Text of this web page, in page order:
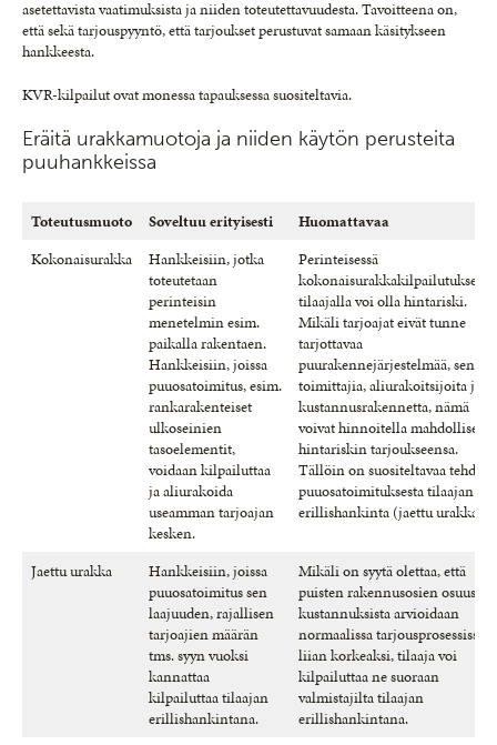
asetettavista vaatimuksista ja niiden toteutettavuudesta. Tavoitteena on,
että sekä tarjouspyyntö, että tarjoukset perustuvat samaan käsitykseen
hankkeesta.
KVR-kilpailut ovat monessa tapauksessa suositeltavia.
Eräitä urakkamuotoja ja niiden käytön perusteita
puuhankkeissa
Toteutusmuoto Soveltuu erityisesti
Huomattavaa
Kokonaisurakka
Hankkeisiin, jotka
toteutetaan
perinteisin
menetelmin esim.
paikalla rakentaen.
Hankkeisiin, joissa
puuosatoimitus, esim.
rankarakenteiset
ulkoseinien
tasoelementit,
voidaan kilpailuttaa
ja aliurakoida
useamman tarjoajan
kesken.
Perinteisessä
kokonaisurakkakilpailutuksessa
tilaajalla voi olla hintariski.
Mikäli tarjoajat eivät tunne
tarjottavaa
puurakennejärjestelmää, sen
toimittajia, aliurakoitsijoita ja
kustannusrakennetta, nämä
voivat hinnoitella mahdollisen
hintariskin tarjoukseensa.
Tällöin on suositeltavaa tehdä
puuosatoimituksesta tilaajan
erillishankinta (jaettu urakka).
Jaettu urakka
Hankkeisiin, joissa
puuosatoimitus sen
laajuuden, rajallisen
tarjoajien määrän
tms. syyn vuoksi
kannattaa
kilpailuttaa tilaajan
erillishankintana.
Mikäli on syytä olettaa, että
puisten rakennusosien osuus
kustannuksista arvioidaan
normaalissa tarjousprosessissa
liian korkeaksi, tilaaja voi
kilpailuttaa ne suoraan
valmistajilta tilaajan
erillishankintana.